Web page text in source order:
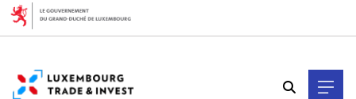
Cookies management panel